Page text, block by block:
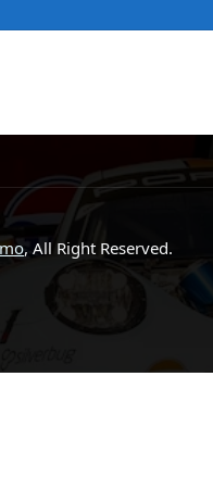
, All Right Reserved.